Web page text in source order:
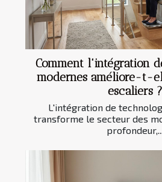
Comment l'intégration
modernes améliore-t-
escaliers ?
L'intégration de
transforme le secteur des
profondeur,...